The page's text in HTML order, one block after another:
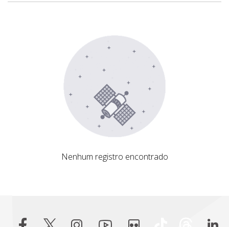
Nenhum registro encontrado
Nenhum registro encontrado